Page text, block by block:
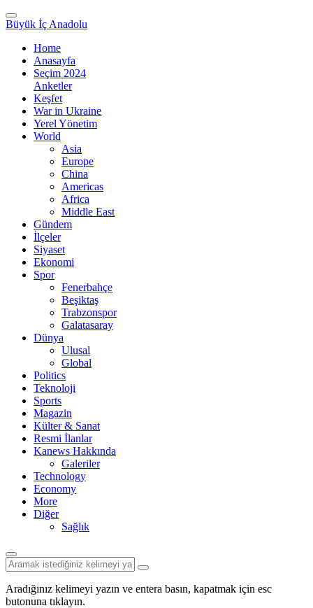
Büyük İç Anadolu
Home
Anasayfa
Seçim 2024
Anketler
Keşfet
War in Ukraine
Yerel Yönetim
World
Asia
Europe
China
Americas
Africa
Middle East
Gündem
İlçeler
Siyaset
Ekonomi
Spor
Fenerbahçe
Beşiktaş
Trabzonspor
Galatasaray
Dünya
Ulusal
Global
Politics
Teknoloji
Sports
Magazin
Külter & Sanat
Resmi İlanlar
Kanews Hakkında
Galeriler
Technology
Economy
More
Diğer
Sağlık
Aradığınız kelimeyi yazın ve entera basın, kapatmak için esc
butonuna tıklayın.